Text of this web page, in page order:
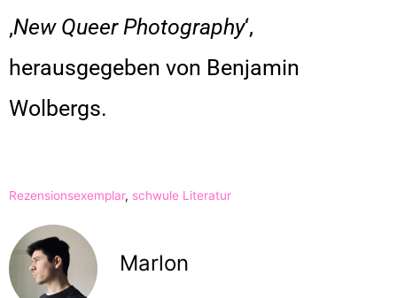
‚New Queer Photography‘,
herausgegeben von Benjamin
Wolbergs.
Rezensionsexemplar, schwule Literatur
Marlon